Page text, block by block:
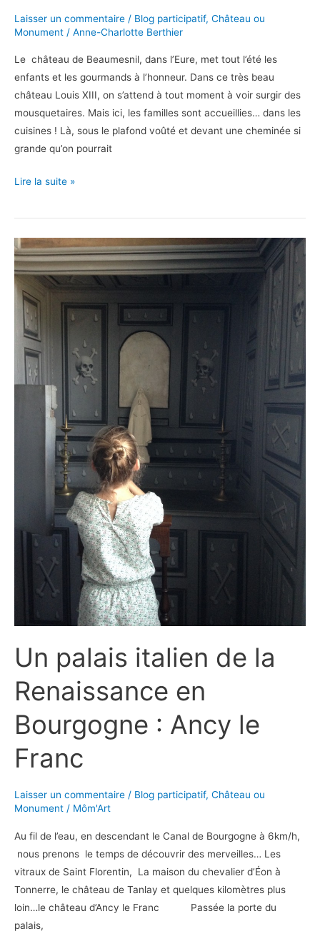
Laisser un commentaire / Blog participatif, Château ou
Monument / Anne-Charlotte Berthier
Le château de Beaumesnil, dans l’Eure, met tout l’été les
enfants et les gourmands à l’honneur. Dans ce très beau
château Louis XIII, on s’attend à tout moment à voir surgir des
mousquetaires. Mais ici, les familles sont accueillies… dans les
cuisines ! Là, sous le plafond voûté et devant une cheminée si
grande qu’on pourrait
Visite
au
de
Beaumesnil
Lire la suite »
Un palais italien de la
Renaissance en
Bourgogne : Ancy le
Franc
Laisser un commentaire / Blog participatif, Château ou
Monument / Môm'Art
Au fil de l’eau, en descendant le Canal de Bourgogne à 6km/h,
nous prenons le temps de découvrir des merveilles… Les
vitraux de Saint Florentin, La maison du chevalier d’Éon à
Tonnerre, le château de Tanlay et quelques kilomètres plus
loin…le château d’Ancy le Franc Passée la porte du
palais,